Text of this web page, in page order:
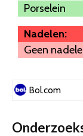
Porselein
Nadelen:
Geen
Bol.com